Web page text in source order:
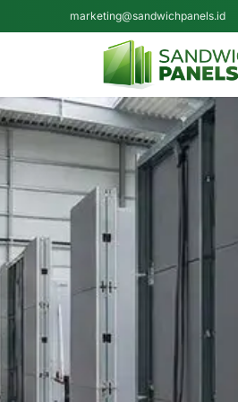
Skip to contentmarketing@sandwichpanels.id